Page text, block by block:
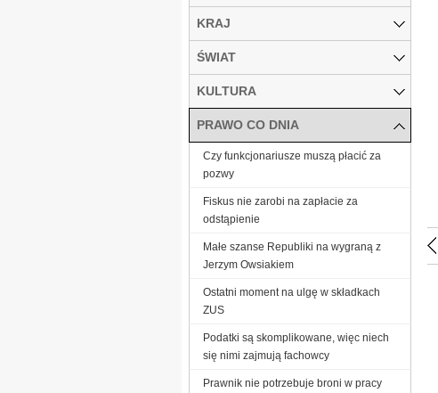
KRAJ
ŚWIAT
KULTURA
PRAWO CO DNIA
Czy funkcjonariusze muszą płacić za
pozwy
Fiskus nie zarobi na zapłacie za
odstąpienie
Małe szanse Republiki na wygraną z
Jerzym Owsiakiem
Ostatni moment na ulgę w składkach
ZUS
Podatki są skomplikowane, więc niech
się nimi zajmują fachowcy
Prawnik nie potrzebuje broni w pracy